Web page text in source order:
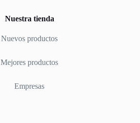
Nuestra tienda
Nuevos productos
Mejores productos
Empresas